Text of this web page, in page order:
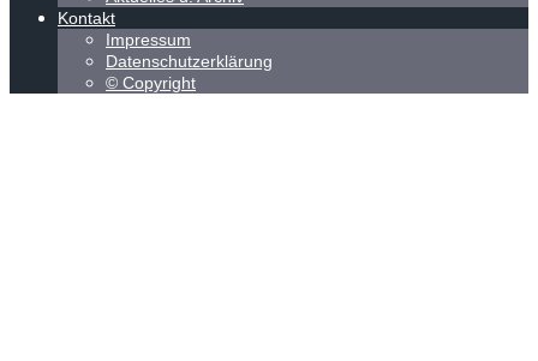
Kontakt
Impressum
Datenschutzerklärung
© Copyright